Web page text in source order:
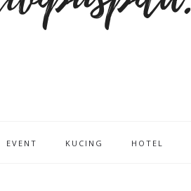
EVENT KUCING HOTEL